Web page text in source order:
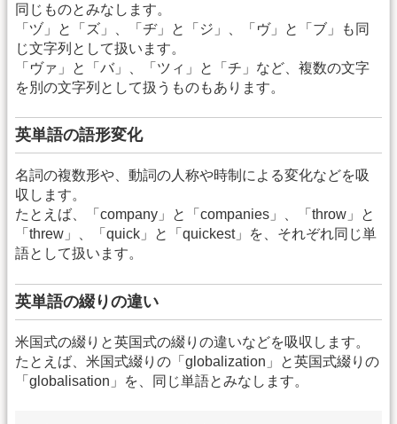
同じものとみなします。
「ヅ」と「ズ」、「ヂ」と「ジ」、「ヴ」と「ブ」も同
じ文字列として扱います。
「ヴァ」と「バ」、「ツィ」と「チ」など、複数の文字
を別の文字列として扱うものもあります。
英単語の語形変化
名詞の複数形や、動詞の人称や時制による変化などを吸
収します。
たとえば、「company」と「companies」、「throw」と
「threw」、「quick」と「quickest」を、それぞれ同じ単
語として扱います。
英単語の綴りの違い
米国式の綴りと英国式の綴りの違いなどを吸収します。
たとえば、米国式綴りの「globalization」と英国式綴りの
「globalisation」を、同じ単語とみなします。